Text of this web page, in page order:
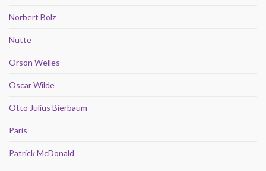
Norbert Bolz
Nutte
Orson Welles
Oscar Wilde
Otto Julius Bierbaum
Paris
Patrick McDonald